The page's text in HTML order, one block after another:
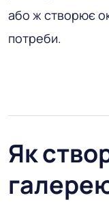
або ж створює
потреби.
Як